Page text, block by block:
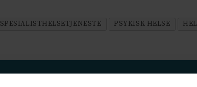
SPESIALISTHELSETJENESTE PSYKISK HELSE